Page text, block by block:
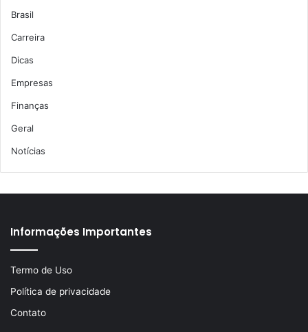
Brasil
Carreira
Dicas
Empresas
Finanças
Geral
Notícias
Informações Importantes
Termo de Uso
Política de privacidade
Contato